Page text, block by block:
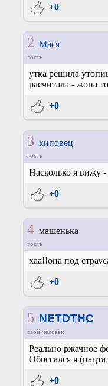
+0
2 Мася
гость
утка решила
расчитала - жопа
+0
3 киповец
гость
Насколько я вижу -
+0
4машенька
гость
хаа!!она под
+0
5 NETDTHC
свой человек
Реально ржачное
Обоссался я
+0